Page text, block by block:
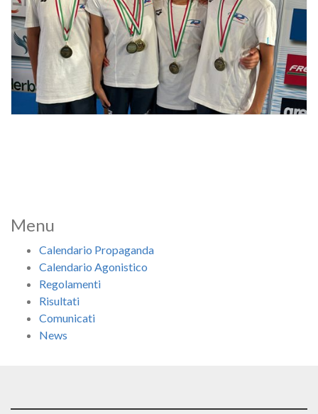
Menu
Calendario Propaganda
Calendario Agonistico
Regolamenti
Risultati
Comunicati
News